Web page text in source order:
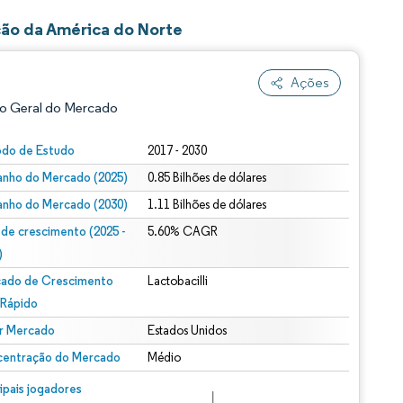
da América do Norte
Ações
Geral do Mercado
de Estudo 2017 - 2030
do Mercado (2025) 0.85 Bilhões de dólares
do Mercado (2030) 1.11 Bilhões de dólares
de crescimento (2025 -
5.60% CAGR
de Crescimento
Lactobacilli
Mercado Estados Unidos
do Mercado Médio
jogadores
© Mordor Intelligence. O reuso requer atribuição conforme CC BY 4.0.
conforme CC BY 4.0.